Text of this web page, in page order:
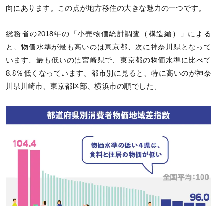
向にあります。この点が地方移住の大きな魅力の一つです。
総務省の2018年の「小売物価統計調査（構造編）」による
と、物価水準が最も高いのは東京都、次に神奈川県となって
います。最も低いのは宮崎県で、東京都の物価水準に比べて
8.8％低くなっています。都市別に見ると、特に高いのが神奈
川県川崎市、東京都区部、横浜市の順でした。